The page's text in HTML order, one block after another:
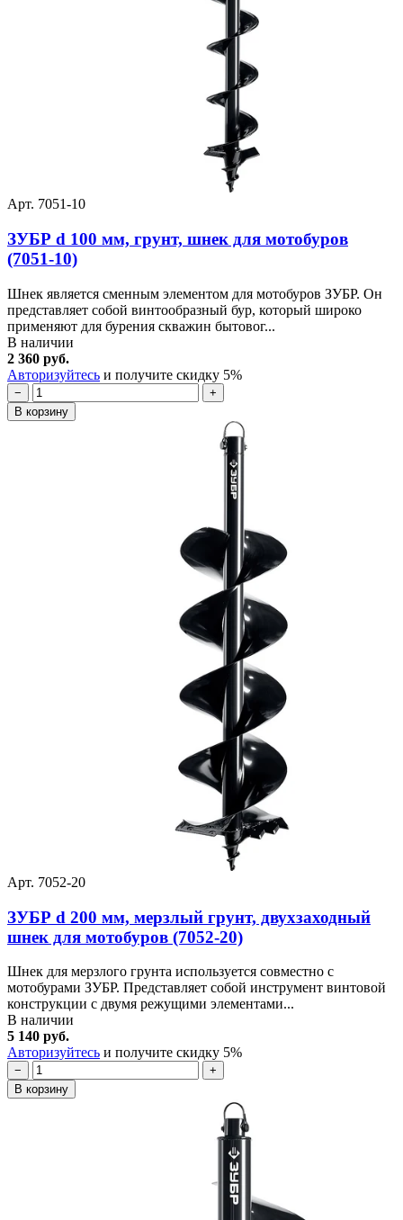
Арт. 7051-10
ЗУБР d 100 мм, грунт, шнек для мотобуров
(7051-10)
Шнек является сменным элементом для мотобуров ЗУБР. Он
представляет собой винтообразный бур, который широко
применяют для бурения скважин бытовог...
В наличии
2 360 руб.
Авторизуйтесь и получите скидку 5%
−
+
В корзину
Арт. 7052-20
ЗУБР d 200 мм, мерзлый грунт, двухзаходный
шнек для мотобуров (7052-20)
Шнек для мерзлого грунта используется совместно с
мотобурами ЗУБР. Представляет собой инструмент винтовой
конструкции с двумя режущими элементами...
В наличии
5 140 руб.
Авторизуйтесь и получите скидку 5%
−
+
В корзину